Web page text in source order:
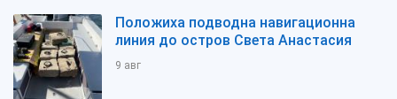
Положиха подводна навигационна
линия до остров Света Анастасия
9 авг